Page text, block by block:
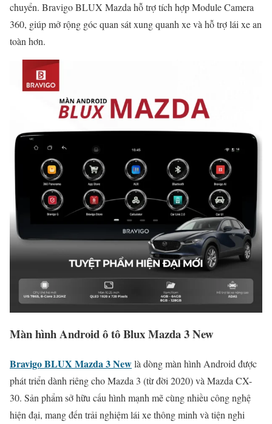
chuyển. Bravigo BLUX Mazda hỗ trợ tích hợp Module Camera
360, giúp mở rộng góc quan sát xung quanh xe và hỗ trợ lái xe an
toàn hơn.
Màn hình Android ô tô Blux Mazda 3 New
Bravigo BLUX Mazda 3 Newlà dòng màn hình Android được
phát triển dành riêng cho Mazda 3 (từ đời 2020) và Mazda CX-
30. Sản phẩm sở hữu cấu hình mạnh mẽ cùng nhiều công nghệ
hiện đại, mang đến trải nghiệm lái xe thông minh và tiện nghi